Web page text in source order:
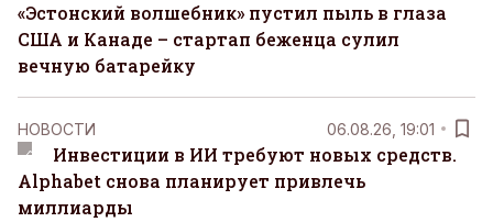
«Эстонский волшебник» пустил пыль в глаза
США и Канаде – стартап беженца сулил
вечную батарейку
НОВОСТИ 06.08.26, 19:01
Инвестиции в ИИ требуют новых средств.
Alphabet снова планирует привлечь
миллиарды